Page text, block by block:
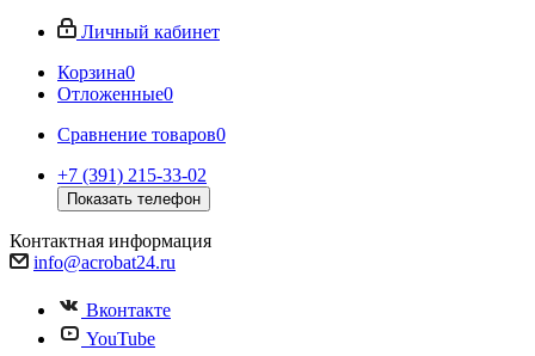
Личный кабинет
Корзина0
Отложенные0
Сравнение товаров0
+7 (391) 215-33-02
Показать телефон
Контактная информация
info@acrobat24.ru
Вконтакте
YouTube